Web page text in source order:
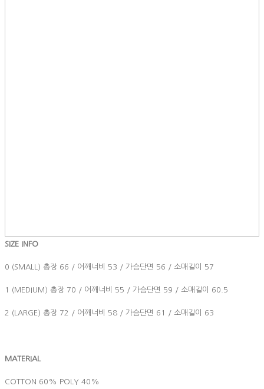
SIZE INFO
0 (SMALL) 총장 66 / 어깨너비 53 / 가슴단면 56 / 소매길이 57
1 (MEDIUM) 총장 70 / 어깨너비 55 / 가슴단면 59 / 소매길이 60.5
2 (LARGE) 총장 72 / 어깨너비 58 / 가슴단면 61 / 소매길이 63
MATERIAL
COTTON 60% POLY 40%